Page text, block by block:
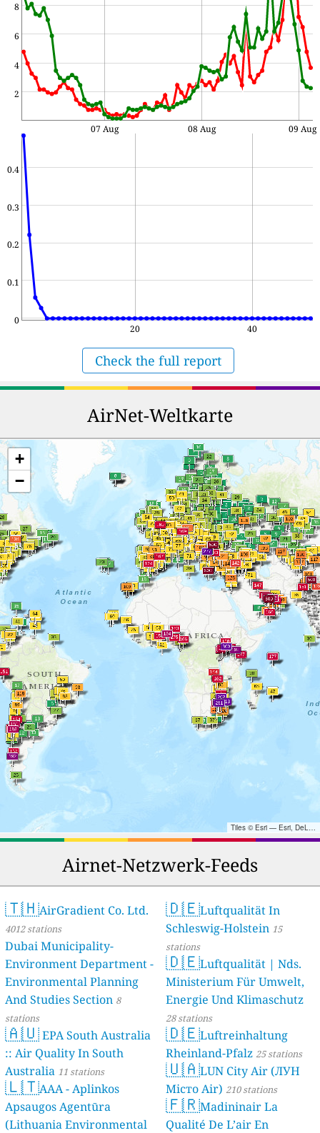
2
4
6
8
07 Aug 08 Aug 09 Aug
0
0.1
0.2
0.3
0.4
20 40
Check the full report
AirNet-Weltkarte
+
−
Airnet-Netzwerk-Feeds
🇹🇭AirGradient Co. Ltd.
4012 stations
Dubai Municipality-
Environment Department -
Environmental Planning
And Studies Section 8
stations
🇦🇺EPA South Australia
:: Air Quality In South
Australia 11 stations
🇱🇹AAA - Aplinkos
Apsaugos Agentūra
(Lithuania Environmental
🇩🇪Luftqualität In
Schleswig-Holstein 15
stations
🇩🇪Luftqualität | Nds.
Ministerium Für Umwelt,
Energie Und Klimaschutz
28 stations
🇩🇪Luftreinhaltung
Rheinland-Pfalz 25 stations
🇺🇦LUN City Air (ЛУН
Місто Air) 210 stations
🇫🇷Madininair La
Qualité De L’air En